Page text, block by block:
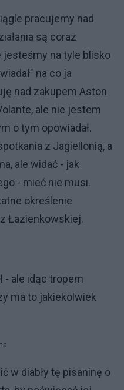
pracujemy nad
są coraz
jesteśmy na tyle blisko
na co ja
nad zakupem Aston
ale nie jestem
o tym opowiadał.
z Jagiellonią, a
ale widać - jak
- mieć nie musi.
określenie
Łazienkowskiej.
- ale idąc tropem
ma to jakiekolwiek
w diabły tę pisaninę o